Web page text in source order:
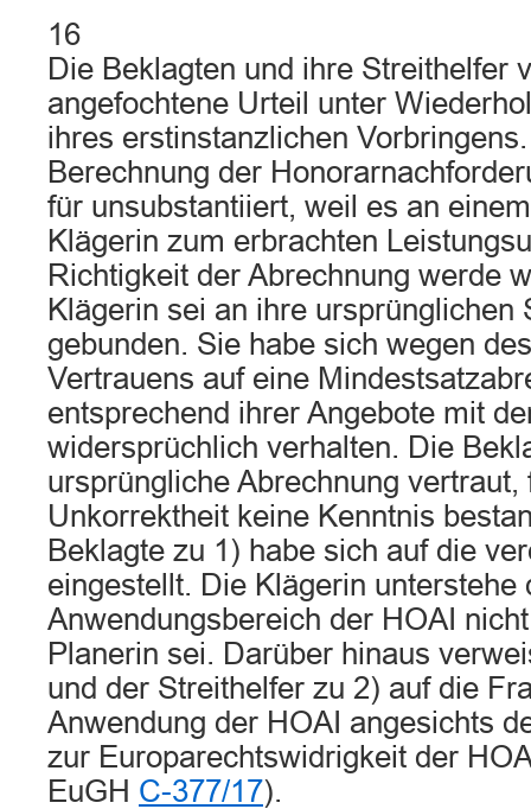
16
Die Beklagten und ihre Streithelfer
angefochtene Urteil unter
ihres erstinstanzlichen
Berechnung der
für unsubstantiiert, weil es an
Klägerin zum erbrachten
Richtigkeit der Abrechnung werde
Klägerin sei an ihre ursprünglichen
gebunden. Sie habe sich wegen
Vertrauens auf eine
entsprechend ihrer Angebote mit
widersprüchlich verhalten. Die
ursprüngliche Abrechnung
Unkorrektheit keine Kenntnis
Beklagte zu 1) habe sich auf die
eingestellt. Die Klägerin unterstehe
Anwendungsbereich der HOAI
Planerin sei. Darüber hinaus
und der Streithelfer zu 2) auf die
Anwendung der HOAI angesichts
zur Europarechtswidrigkeit der
EuGH C-377/17).